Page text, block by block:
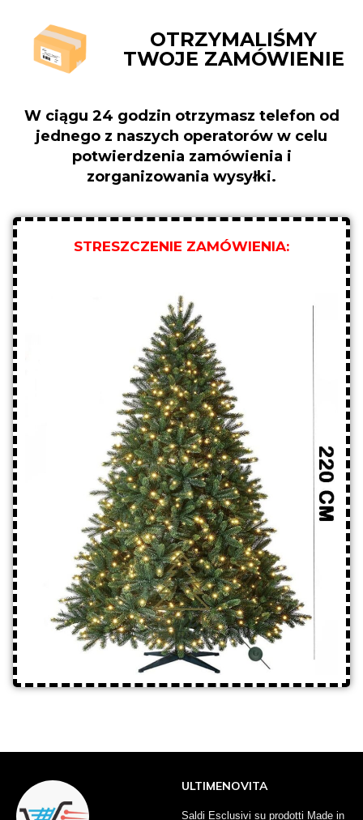
OTRZYMALIŚMY
TWOJE ZAMÓWIENIE
W ciągu 24 godzin otrzymasz telefon od
jednego z naszych operatorów w celu
potwierdzenia zamówienia i
zorganizowania wysyłki.
STRESZCZENIE ZAMÓWIENIA:
ULTIMENOVITA
Saldi Esclusivi su prodotti Made in